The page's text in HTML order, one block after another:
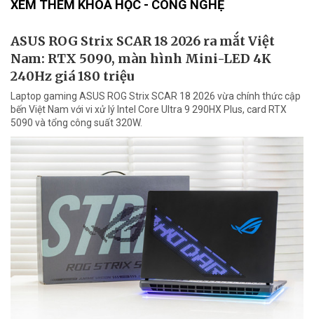
XEM THÊM KHOA HỌC - CÔNG NGHỆ
ASUS ROG Strix SCAR 18 2026 ra mắt Việt
Nam: RTX 5090, màn hình Mini-LED 4K
240Hz giá 180 triệu
Laptop gaming ASUS ROG Strix SCAR 18 2026 vừa chính thức cập
bến Việt Nam với vi xử lý Intel Core Ultra 9 290HX Plus, card RTX
5090 và tổng công suất 320W.